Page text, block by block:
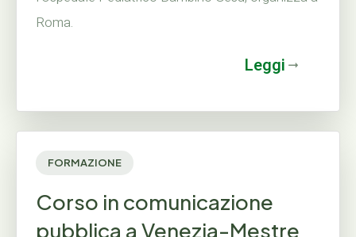
Roma.
Leggi
FORMAZIONE
Corso in comunicazione
pubblica a Venezia-Mestre